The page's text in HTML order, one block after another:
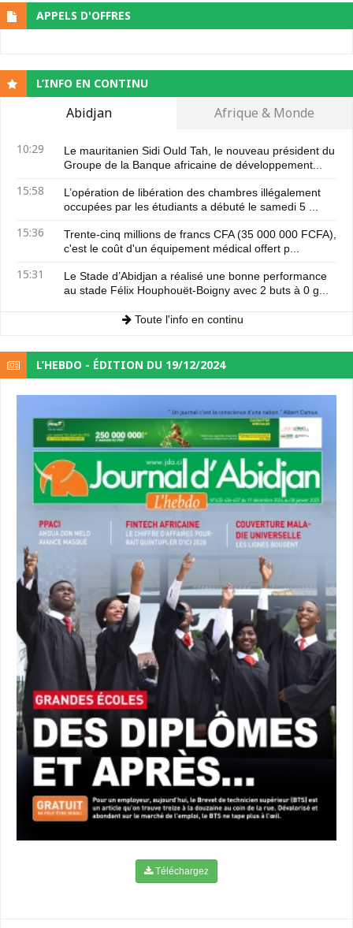
APPELS D'OFFRES
L’INFO EN CONTINU
Abidjan Afrique & Monde
10:29
Le mauritanien Sidi Ould Tah, le nouveau président du
Groupe de la Banque africaine de développement...
15:58
L’opération de libération des chambres illégalement
occupées par les étudiants a débuté le samedi 5 ...
15:36
Trente-cinq millions de francs CFA (35 000 000 FCFA),
c'est le coût d'un équipement médical offert p...
15:31
Le Stade d’Abidjan a réalisé une bonne performance
au stade Félix Houphouët-Boigny avec 2 buts à 0 g...
Toute l'info en continu
L’HEBDO - ÉDITION DU 19/12/2024
Téléchargez